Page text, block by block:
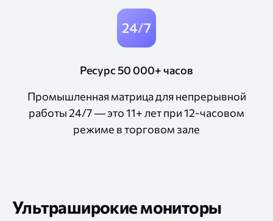
Ресурс 50 000+ часов
Промышленная матрица для непрерывной
работы 24/7 — это 11+ лет при 12-часовом
режиме в торговом зале
Ультраширокие мониторы